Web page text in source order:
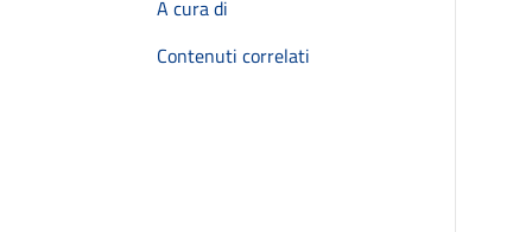
A cura di
Contenuti correlati